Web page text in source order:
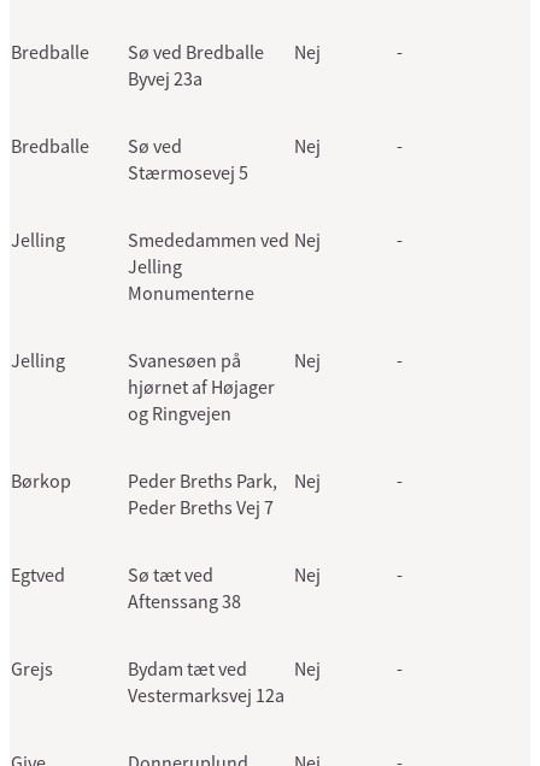
Bredballe
Sø ved Bredballe
Byvej 23a
Nej -
Bredballe
Sø ved
Stærmosevej 5
Nej -
Jelling
Smededammen ved
Jelling
Monumenterne
Nej -
Jelling
Svanesøen på
hjørnet af Højager
og Ringvejen
Nej -
Børkop
Peder Breths Park,
Peder Breths Vej 7
Nej -
Egtved
Sø tæt ved
Aftenssang 38
Nej -
Grejs
Bydam tæt ved
Vestermarksvej 12a
Nej -